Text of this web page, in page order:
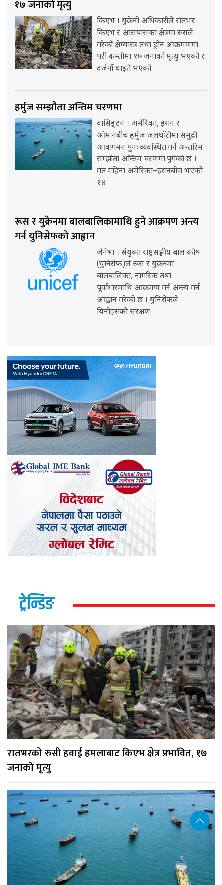
१७ जनाको मृत्यु
किएभ । युक्रेनी अधिकारीले रातभर
किएभ र आसपासका क्षेत्रमा रुसले
गरेको क्षेप्यास्त्र तथा ड्रोन आक्रमणमा
परी कम्तीमा १७ जनाको मृत्यु भएको र
दर्जनौँ घाइते भएको
हर्मुज सम्झौता अन्तिम चरणमा
वासिङ्टन । अमेरिका, इरान र
ओमानबीच हर्मुज जलघाँटीमा समुद्री
आवागमन पुनः व्यवस्थित गर्ने अन्तरिम
सम्झौता अन्तिम चरणमा पुगेको छ ।
गत महिना अमेरिका–इरानबीच भएको
१४
रूस र युक्रेनमा बालबालिकामाथि हुने आक्रमण अन्त्य
गर्न युनिसेफको आह्वान
जेनेभा । संयुक्त राष्ट्रसङ्घीय बाल कोष
(युनिसेफ)ले रूस र युक्रेनमा
बालबालिका, नागरिक तथा
पूर्वाधारमाथि आक्रमण गर्न अन्त्य गर्न
आह्वान गरेको छ । युनिसेफले
यिनीहरुको संरक्षण
ट्रेन्डिङ
रातभरको रुसी हवाई हमलाबाट किएभ क्षेत्र प्रभावित, १७
जनाको मृत्यु